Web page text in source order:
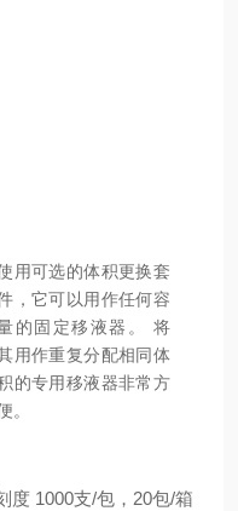
用可选的体积更换套
，它可以用作任何容
的固定移液器。 将
用作重复分配相同体
的专用移液器非常方
。
度 1000支/包，20包/箱